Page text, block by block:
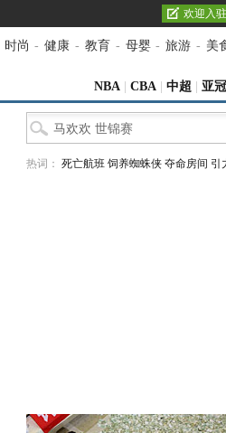
欢迎入
时尚 - 健康 - 教育 - 母婴 - 旅游 - 美
NBA CBA 中超 亚冠
热词： 死亡航班 饲养蜘蛛侠 夺命房间 引